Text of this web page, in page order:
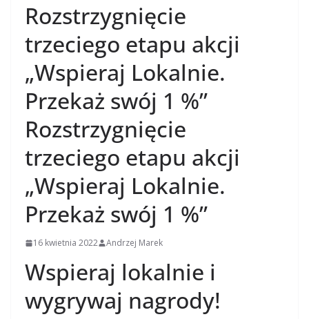
Rozstrzygnięcie
trzeciego etapu akcji
„Wspieraj Lokalnie.
Przekaż swój 1 %”
Rozstrzygnięcie
trzeciego etapu akcji
„Wspieraj Lokalnie.
Przekaż swój 1 %”
16 kwietnia 2022 Andrzej Marek
Wspieraj lokalnie i
wygrywaj nagrody!